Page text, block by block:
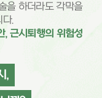
을 하더라도 각막을
.
, 근시퇴행의 위험성
,